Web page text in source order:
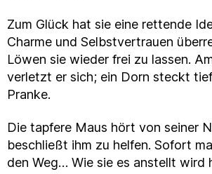
Zum Glück hat sie eine rettende
Charme und Selbstvertrauen
Löwen sie wieder frei zu lassen.
verletzt er sich; ein Dorn steckt
Pranke.
Die tapfere Maus hört von seiner
beschließt ihm zu helfen. Sofort
den Weg… Wie sie es anstellt wird